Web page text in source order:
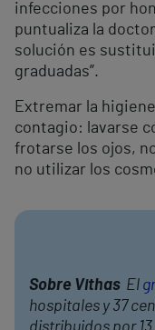
infecciones por
puntualiza la
solución es
graduadas”.
Extremar la
contagio: lavarse
frotarse los ojos,
no utilizar los
Sobre Vithas El
hospitales y 37